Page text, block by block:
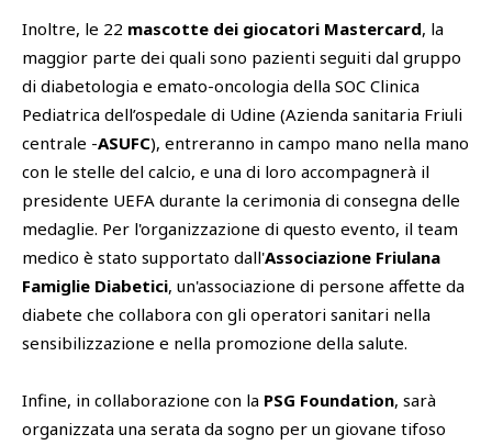
Inoltre, le 22 mascotte dei giocatori Mastercard, la
maggior parte dei quali sono pazienti seguiti dal gruppo
di diabetologia e emato-oncologia della SOC Clinica
Pediatrica dell’ospedale di Udine (Azienda sanitaria Friuli
centrale -ASUFC), entreranno in campo mano nella mano
con le stelle del calcio, e una di loro accompagnerà il
presidente UEFA durante la cerimonia di consegna delle
medaglie. Per l'organizzazione di questo evento, il team
medico è stato supportato dall'Associazione Friulana
Famiglie Diabetici, un'associazione di persone affette da
diabete che collabora con gli operatori sanitari nella
sensibilizzazione e nella promozione della salute.
Infine, in collaborazione con la PSG Foundation, sarà
organizzata una serata da sogno per un giovane tifoso